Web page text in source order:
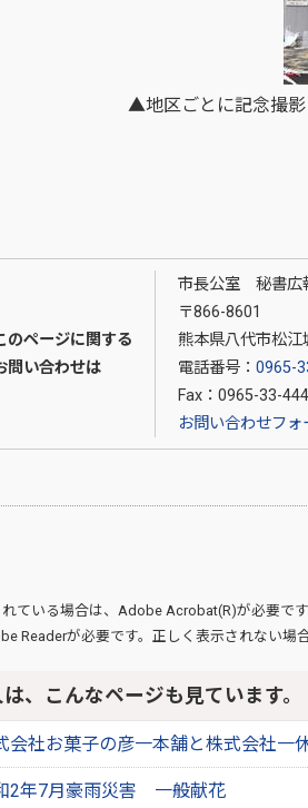
▲地区ごとに記念撮影
のページに関する
問い合わせは
市長公室 秘書広
〒866-8601
熊本県八代市松
電話番号： 0965-
Fax：0965-33-
お問い合わせフォ
ている場合は、 Adobe Acrobat(R)が必要です
Readerが必要です。正しく表示されない場
、こんなページも見ています。
会社お菓子の彦一本舗と株式会社一
2年7月豪雨災害 一般献花